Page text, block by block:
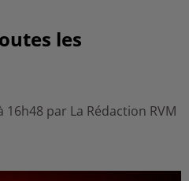
les
par La Rédaction RVM